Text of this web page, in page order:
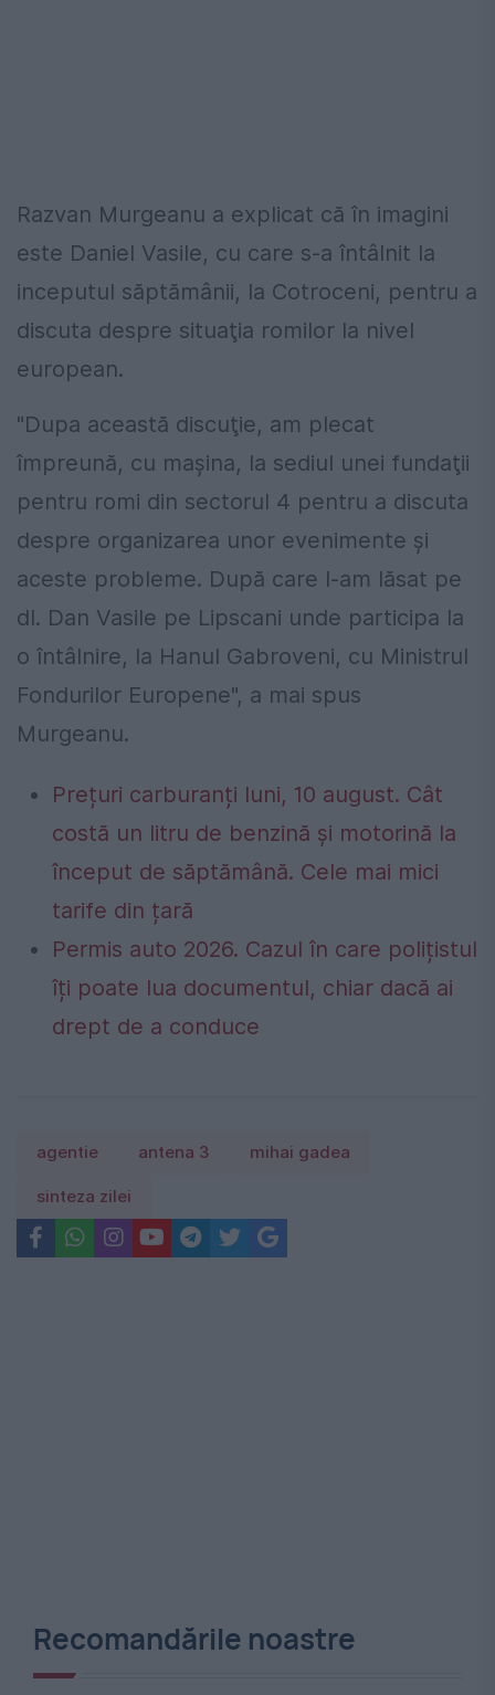
Razvan Murgeanu a explicat că în imagini
este Daniel Vasile, cu care s-a întâlnit la
inceputul săptămânii, la Cotroceni, pentru a
discuta despre situaţia romilor la nivel
european.
"Dupa această discuţie, am plecat
împreună, cu maşina, la sediul unei fundaţii
pentru romi din sectorul 4 pentru a discuta
despre organizarea unor evenimente şi
aceste probleme. După care l-am lăsat pe
dl. Dan Vasile pe Lipscani unde participa la
o întâlnire, la Hanul Gabroveni, cu Ministrul
Fondurilor Europene", a mai spus
Murgeanu.
Prețuri carburanți luni, 10 august. Cât
costă un litru de benzină și motorină la
început de săptămână. Cele mai mici
tarife din țară
Permis auto 2026. Cazul în care polițistul
îți poate lua documentul, chiar dacă ai
drept de a conduce
agentie antena 3 mihai gadea
sinteza zilei
Recomandările noastre